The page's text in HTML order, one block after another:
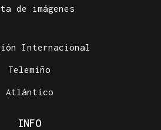
de imágenes
Internacional
Telemiño
Atlántico
INFO